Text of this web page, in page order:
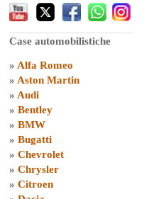
Case automobilistiche
» Alfa Romeo
» Aston Martin
» Audi
» Bentley
» BMW
» Bugatti
» Chevrolet
» Chrysler
» Citroen